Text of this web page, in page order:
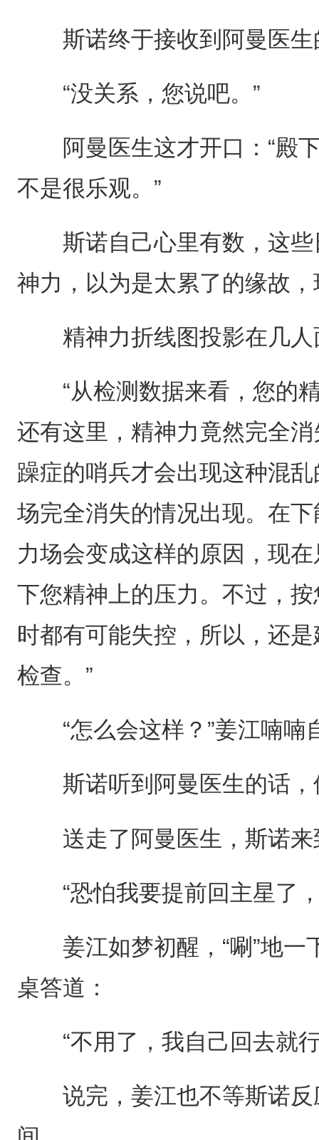
斯诺终于接收到阿曼医生
“没关系，您说吧。”
阿曼医生这才开口：“殿下
不是很乐观。”
斯诺自己心里有数，这些
神力，以为是太累了的缘故
精神力折线图投影在几人
“从检测数据来看，您的精
还有这里，精神力竟然完全
躁症的哨兵才会出现这种混
场完全消失的情况出现。在
力场会变成这样的原因，现
下您精神上的压力。不过，
时都有可能失控，所以，还
检查。”
“怎么会这样？”姜江喃喃
斯诺听到阿曼医生的话，
送走了阿曼医生，斯诺来
“恐怕我要提前回主星了，
姜江如梦初醒，“唰”地一
桌答道：
“不用了，我自己回去就行
说完，姜江也不等斯诺反